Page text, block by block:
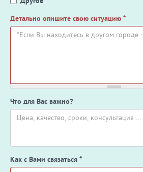
Детально опишите свою ситуацию *
Что для Вас важно?
Как с Вами связаться *